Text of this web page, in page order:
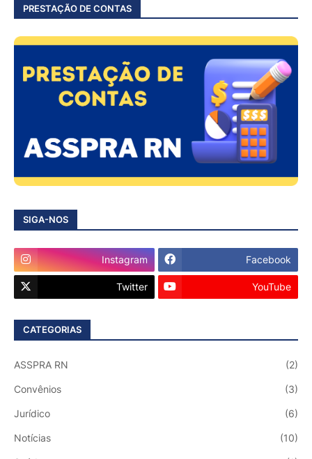
PRESTAÇÃO DE CONTAS
SIGA-NOS
Instagram Facebook
Twitter YouTube
CATEGORIAS
ASSPRA RN (2)
Convênios (3)
Jurídico (6)
Notícias (10)